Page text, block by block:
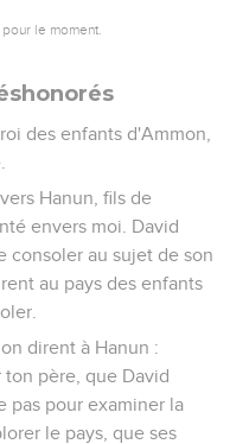
le moment.
des enfants d'Ammon,
Hanun, fils de
envers moi. David
consoler au sujet de son
au pays des enfants
dirent à Hanun :
père, que David
pas pour examiner la
le pays, que ses